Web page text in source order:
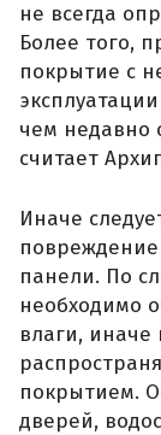
не всегда
Более того,
покрытие с
чем недавно
считает
Иначе
панели. По
необходимо
влаги, иначе
покрытием.
дверей,